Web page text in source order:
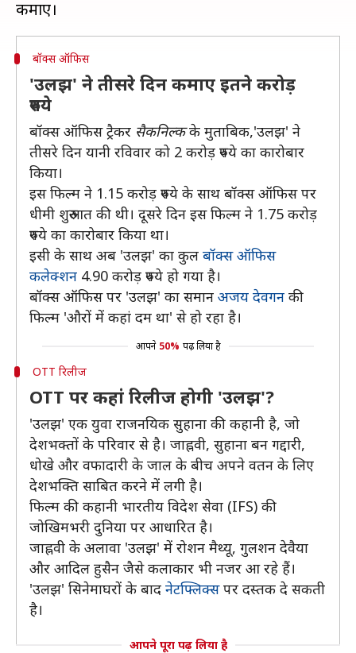
बॉक्स ऑफिस
'उलझ' ने तीसरे दिन कमाए इतने करोड़
रुपये
बॉक्स ऑफिस ट्रैकर सैकनिल्कके मुताबिक,'उलझ' ने
तीसरे दिन यानी रविवार को 2 करोड़ रुपये का कारोबार
किया।
इस फिल्म ने 1.15 करोड़ रुपये के साथ बॉक्स ऑफिस पर
धीमी शुरुआत की थी। दूसरे दिन इस फिल्म ने 1.75 करोड़
रुपये का कारोबार किया था।
इसी के साथ अब 'उलझ' का कुल बॉक्स ऑफिस
कलेक्शन 4.90 करोड़ रुपये हो गया है।
बॉक्स ऑफिस पर 'उलझ' का समान अजय देवगन की
फिल्म 'औरों में कहां दम था' से हो रहा है।
आपने 50% पढ़ लिया है
OTT रिलीज
OTT पर कहां रिलीज होगी 'उलझ'?
'उलझ' एक युवा राजनयिक सुहाना की कहानी है, जो
देशभक्तों के परिवार से है। जाह्नवी, सुहाना बन गद्दारी,
धोखे और वफादारी के जाल के बीच अपने वतन के लिए
देशभक्ति साबित करने में लगी है।
फिल्म की कहानी भारतीय विदेश सेवा (IFS) की
जोखिमभरी दुनिया पर आधारित है।
जाह्नवी के अलावा 'उलझ' में रोशन मैथ्यू, गुलशन देवैया
और आदिल हुसैन जैसे कलाकार भी नजर आ रहे हैं।
'उलझ' सिनेमाघरों के बाद नेटफ्लिक्सपर दस्तक दे सकती
है।
आपने पूरा पढ़ लिया है